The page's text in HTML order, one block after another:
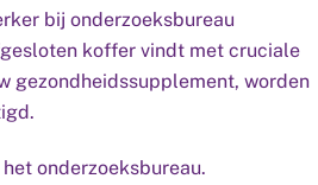
bij onderzoeksbureau
koffer vindt met cruciale
gezondheidssupplement, worden
onderzoeksbureau.